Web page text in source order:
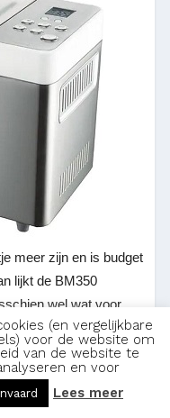
meer zijn en is budget
lijkt de BM350
wel wat voor
om, wanneer correct
vermogen van wel
met maar liefst 14
en een efficiënte
(en vergelijkbare
voor de website om
van de website te
en voor
Lees meer